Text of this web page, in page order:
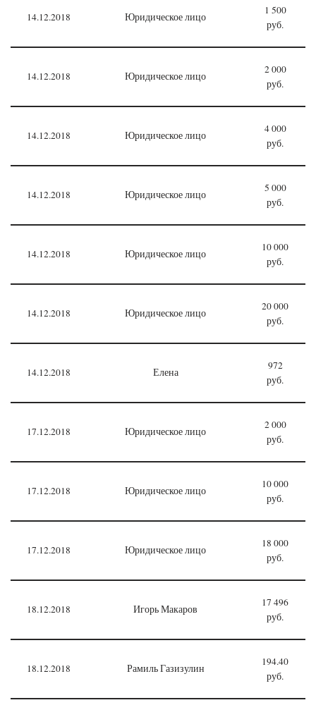
14.12.2018 Юридическое лицо
1 500
руб.
14.12.2018 Юридическое лицо
2 000
руб.
14.12.2018 Юридическое лицо
4 000
руб.
14.12.2018 Юридическое лицо
5 000
руб.
14.12.2018 Юридическое лицо
10 000
руб.
14.12.2018 Юридическое лицо
20 000
руб.
14.12.2018 Елена
972
руб.
17.12.2018 Юридическое лицо
2 000
руб.
17.12.2018 Юридическое лицо
10 000
руб.
17.12.2018 Юридическое лицо
18 000
руб.
18.12.2018 Игорь Макаров
17 496
руб.
18.12.2018 Рамиль Газизулин
194.40
руб.